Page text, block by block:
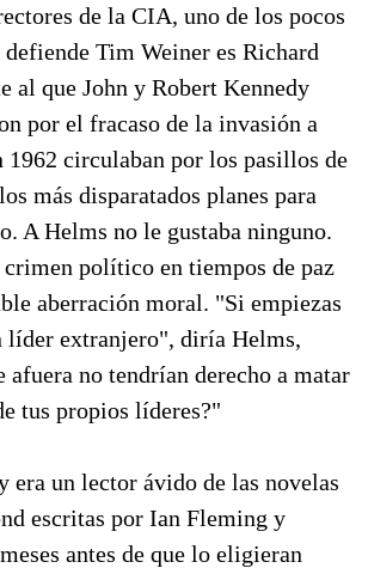
de la CIA, uno de los pocos
Tim Weiner es Richard
al que John y Robert Kennedy
por el fracaso de la invasión a
1962 circulaban por los pasillos de
más disparatados planes para
A Helms no le gustaba ninguno.
crimen político en tiempos de paz
aberración moral. "Si empiezas
líder extranjero", diría Helms,
afuera no tendrían derecho a matar
tus propios líderes?"
era un lector ávido de las novelas
escritas por Ian Fleming y
antes de que lo eligieran